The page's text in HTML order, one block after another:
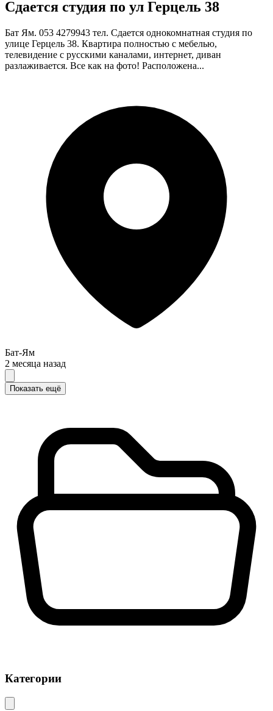
Сдается студия по ул Герцель 38
Бат Ям. 053 4279943 тел. Сдается однокомнатная студия по
улице Герцель 38. Квартира полностью с мебелью,
телевидение с русскими каналами, интернет, диван
разлаживается. Все как на фото! Расположена...
Бат-Ям
2 месяца назад
Показать ещё
Категории